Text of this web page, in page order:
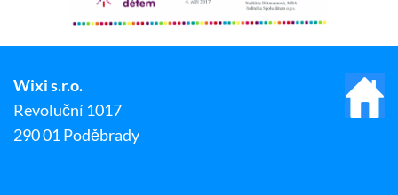
Wixi s.r.o.
Revoluční 1017
290 01 Poděbrady